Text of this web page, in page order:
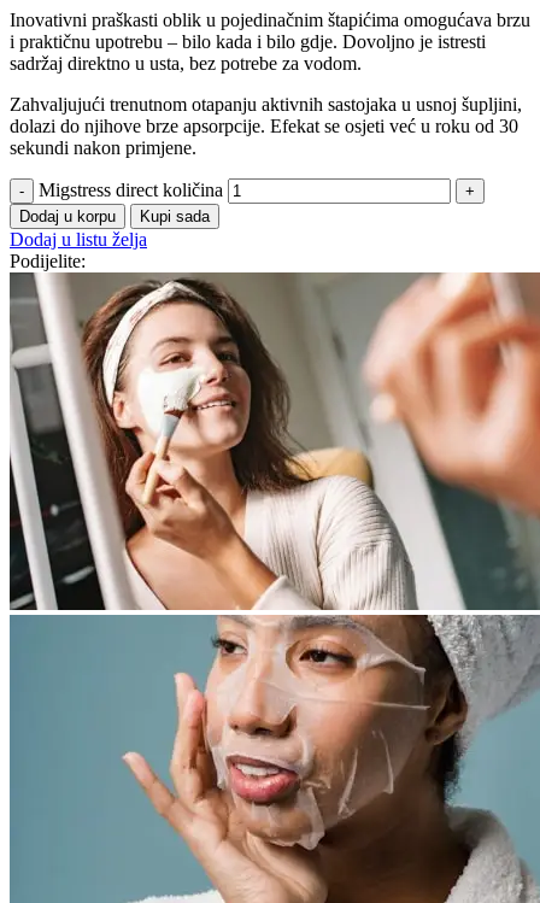
Inovativni praškasti oblik u pojedinačnim štapićima omogućava brzu
i praktičnu upotrebu – bilo kada i bilo gdje. Dovoljno je istresti
sadržaj direktno u usta, bez potrebe za vodom.
Zahvaljujući trenutnom otapanju aktivnih sastojaka u usnoj šupljini,
dolazi do njihove brze apsorpcije. Efekat se osjeti već u roku od 30
sekundi nakon primjene.
Migstress direct količina
Dodaj u korpu Kupi sada
Dodaj u listu želja
Podijelite: